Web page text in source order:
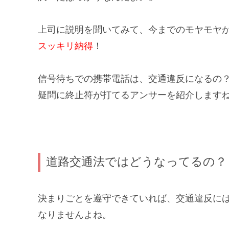
上司に説明を聞いてみて、今までのモヤモヤ
スッキリ納得 ！
信号待ちでの携帯電話は、交通違反になるの？
疑問に終止符が打てるアンサーを紹介します
道路交通法ではどうなってるの？
決まりごと を遵守できていれば、交通違反に
なりませんよね。